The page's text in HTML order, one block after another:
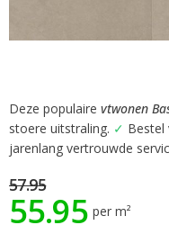
Ga
naar
het
van
de
afbeeldingen-
Deze populaire vtwonen
stoere uitstraling. ✓ Bestel
jarenlang vertrouwde
57.95
55.95 per m²